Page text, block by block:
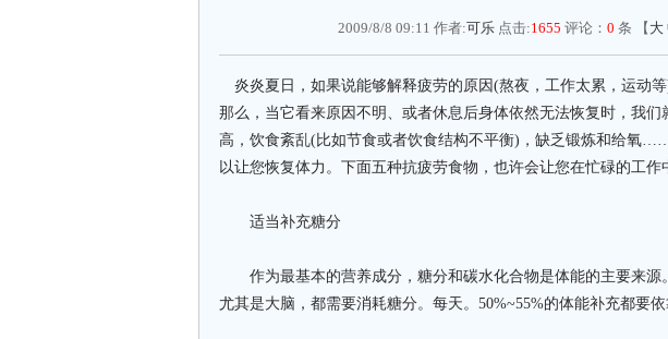
2009/8/8 09:11 作者:可乐 点击:1655 评论： 0 条 【 大
炎炎夏日，如果说能够解释疲劳的原因(熬夜，工作太累，运动等
那么，当它看来原因不明、或者休息后身体依然无法恢复时，我们
高，饮食紊乱(比如节食或者饮食结构不平衡)，缺乏锻炼和给氧
以让您恢复体力。下面五种抗疲劳食物，也许会让您在忙碌的工作
适当补充糖分
作为最基本的营养成分，糖分和碳水化合物是体能的主要来源
尤其是大脑，都需要消耗糖分。每天。50%~55%的体能补充都要依